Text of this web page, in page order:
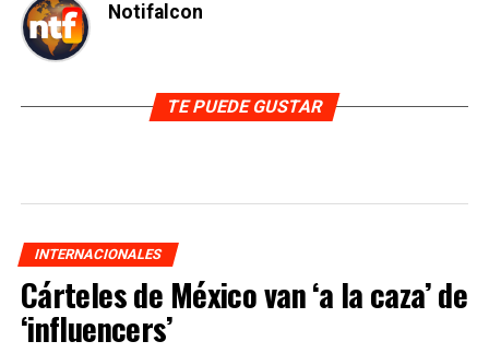
Notifalcon
TE PUEDE GUSTAR
INTERNACIONALES
Cárteles de México van ‘a la caza’ de
‘influencers’